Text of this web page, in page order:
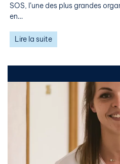
SOS, l’une des plus grandes
en…
Lire la suite